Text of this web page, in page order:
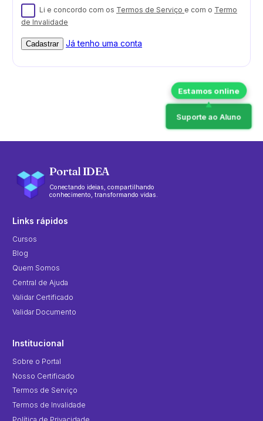
Li e concordo com os Termos de Serviço e com o Termo
de Invalidade
Cadastrar Já tenho uma conta
Suporte ao Aluno
Portal IDEA
Conectando ideias, compartilhando
conhecimento, transformando vidas.
Links rápidos
Cursos
Blog
Quem Somos
Central de Ajuda
Validar Certificado
Validar Documento
Institucional
Sobre o Portal
Nosso Certificado
Termos de Serviço
Termos de Invalidade